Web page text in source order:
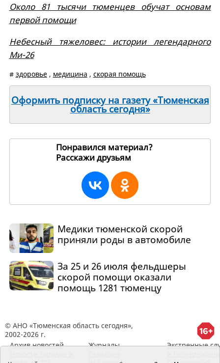
Около 81 тысячи тюменцев обучат основам
первой помощи
Небесный тяжеловес: истории легендарного
Ми-26
# здоровье, медицина , скорая помощь
Оформить подписку на газету «Тюменская
область сегодня»
Понравился материал?
Расскажи друзьям
Медики тюменской скорой
приняли роды в автомобиле
За 25 и 26 июля фельдшеры
скорой помощи оказали
помощь 1281 тюменцу
© АНО «Тюменская область сегодня»,
2002-2026 г.
Архив новостей
Журналы
Экстренные